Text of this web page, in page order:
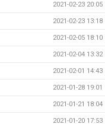
2021-02-23 20:05
2021-02-23 13:18
2021-02-05 18:10
2021-02-04 13:32
2021-02-01 14:43
2021-01-28 19:01
2021-01-21 18:04
2021-01-20 17:53